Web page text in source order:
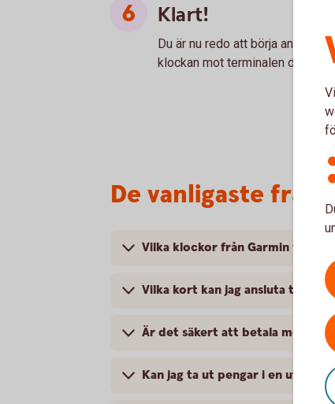
Klart!
Du är nu redo att börja
klockan mot terminalen där
De vanligaste
Vilka klockor från Garmin
Vilka kort kan jag ansluta till
Är det säkert att betala med
Kan jag ta ut pengar i en